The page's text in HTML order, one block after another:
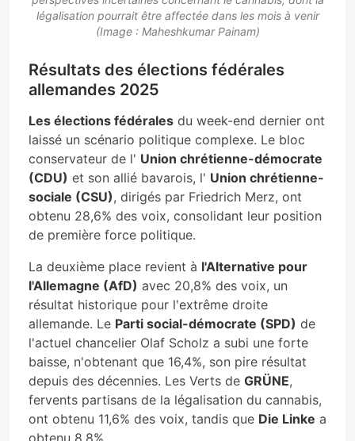
légalisation pourrait être affectée dans les mois à venir
(Image : Maheshkumar Painam)
Résultats des élections fédérales
allemandes 2025
Les élections fédérales du week-end dernier ont
laissé un scénario politique complexe. Le bloc
conservateur de l' Union chrétienne-démocrate
(CDU) et son allié bavarois, l' Union chrétienne-
sociale (CSU), dirigés par Friedrich Merz, ont
obtenu 28,6% des voix, consolidant leur position
de première force politique.
La deuxième place revient à l'Alternative pour
l'Allemagne (AfD) avec 20,8% des voix, un
résultat historique pour l'extrême droite
allemande. Le Parti social-démocrate (SPD) de
l'actuel chancelier Olaf Scholz a subi une forte
baisse, n'obtenant que 16,4%, son pire résultat
depuis des décennies. Les Verts de GRÜNE,
fervents partisans de la légalisation du cannabis,
ont obtenu 11,6% des voix, tandis que Die Linke a
obtenu 8,8%.